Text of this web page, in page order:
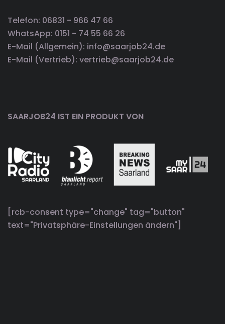
Telefon: 06831 - 966 47 66
WhatsApp: 0151 - 74 55 66 26
E-Mail (Allgemein): info@saarjob24.de
E-Mail (Vertrieb): vertrieb@saarjob24.de
SAARJOB24 IST EIN PRODUKT VON
[rcb-consent type="change" tag="button"
text="Privatsphäre-Einstellungen ändern"]